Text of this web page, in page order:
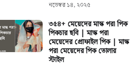
নভেম্বর ১৪, ২০২৫
৩৫৪+ মেয়েদের মাস্ক পরা পিক
পিকচার ছবি | মাস্ক পরা
মেয়েদের প্রোফাইল পিক | মাস্ক
পরা মেয়েদের পিক তোলার
স্টাইল